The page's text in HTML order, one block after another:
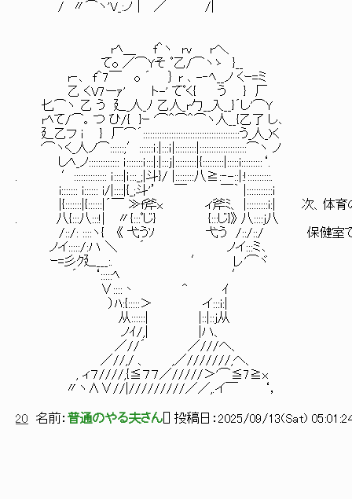
/ 〃⌒ヽ'V_:ノ｜ ／ /|
rﾍ＿ f＾ヽ rv rヘ、
てo ／⌒Yそ ﾟ乙/⌒ヽゝ }__
r‐､ f＾7￣ o ´ ｝ r ､ -‐ﾍ__ノ くｰ=ミ
乙 くV7ーｧ' ト-' てﾟく{ う } 厂
匕⌒ヽ 乙 う 廴_人_ﾉ 乙人_r勹__入__}´し'⌒Y
rﾍて/⌒｡ つ ひ/{ }ｰ '⌒＾⌒＾⌒ヽ人__{乙了 し､
廴乙フ i } 厂⌒´:::::::::::::::::::::::::::::::::::::::::う_人_)く
'⌒ヽく_人ノ⌒::::::;′::::::ｉ:|:::ｉ|:::::::::|::::::::::::::::::::⌒ヽ ノ
しﾍ_ノ::::::::::::: ｉ:::::::ｉ:::|:|:::j|:::::::::|{:::::::::|:::::i:::::::::‘.
. ′:::::::::::::: ｉ::::|ｉ:::_;|斗}/ |::::::::八≧:‐-::|:!::::::::::.
i::::::: i:::::: i/|::::|{_;斗'’ ￣ ￣｀ |:::::::::::i
|{:::::::|{::::::|´￣ ≫f斧x ィ斧ﾐ、 |:::::::::i:| 次、体育
. 八{:::八:::!| 〃{:::ﾟじ} {:::じ}》 八::::j八
/::/: ::::ヽ{ 《 弋うｿ 弋う /::/::/ 保健室で休
ノイ:::::/:ハ ＼ ´ ノイ:::ミ､
ｰ=彡ｸ廴___:. ′ レ'⌒ヾ
´ ‘:::::ﾍ ′
∨::::丶 ^ ｲ
）ﾊ:{:::::＞ イ:::i:|
从::::::| |::|::j从
ノｲ/,| |ハ、
／//´ ／///へ、
／//,/ 、 ,／///////,へ、
, ィ７////,{≦７７／/////＞'⌒≦7≧x
〃ヽ∧∨//|/////////／／,.イ￣ ‘，
20 名前： 普通のやる夫さん ] 投稿日： 2025/09/13(Sat)